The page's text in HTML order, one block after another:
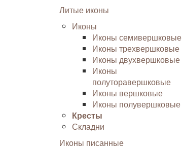
Литые иконы
Иконы
Иконы семивершковые
Иконы трехвершковые
Иконы двухвершковые
Иконы
полуторавершковые
Иконы вершковые
Иконы полувершковые
Кресты
Складни
Иконы писанные